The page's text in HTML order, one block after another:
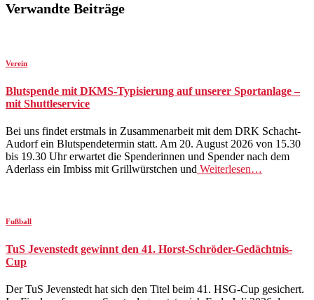
Verwandte Beiträge
Verein
Blutspende mit DKMS-Typisierung auf unserer Sportanlage –
mit Shuttleservice
Bei uns findet erstmals in Zusammenarbeit mit dem DRK Schacht-
Audorf ein Blutspendetermin statt. Am 20. August 2026 von 15.30
bis 19.30 Uhr erwartet die Spenderinnen und Spender nach dem
Aderlass ein Imbiss mit Grillwürstchen und Weiterlesen…
Fußball
TuS Jevenstedt gewinnt den 41. Horst-Schröder-Gedächtnis-
Cup
Der TuS Jevenstedt hat sich den Titel beim 41. HSG-Cup gesichert.